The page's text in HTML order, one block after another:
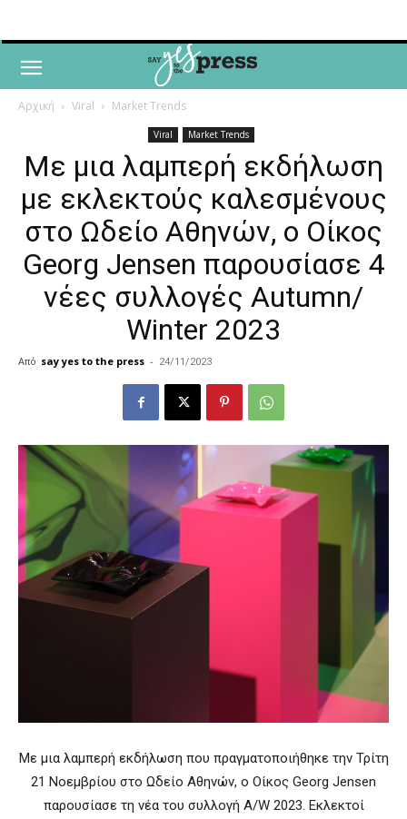
Αρχική Viral Market Trends
Viral Market Trends
Με μια λαμπερή εκδήλωση
με εκλεκτούς καλεσμένους
στο Ωδείο Αθηνών, ο Οίκος
Georg Jensen παρουσίασε 4
νέες συλλογές Autumn/
Winter 2023
Από say yes to the press - 24/11/2023
Με μια λαμπερή εκδήλωση που πραγματοποιήθηκε την Τρίτη
21 Νοεμβρίου στο Ωδείο Αθηνών, ο Οίκος Georg Jensen
παρουσίασε τη νέα του συλλογή A/W 2023. Εκλεκτοί